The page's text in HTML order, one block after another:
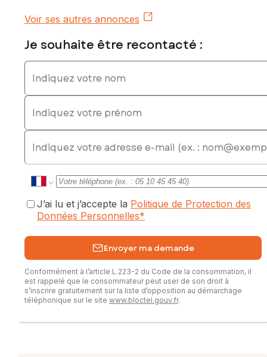
Voir ses autres annonces
Je souhaite être recontacté :
Indiquez votre nom
Indiquez votre prénom
E-mail
J’ai lu et j’accepte la Politique de Protection des
Données Personnelles*
Envoyer ma demande
Conformément à l’article L.223-2 du Code de la consommation, il
est rappelé que le consommateur peut user de son droit à
s’inscrire gratuitement sur la liste d’opposition au démarchage
téléphonique sur le site www.bloctel.gouv.fr.